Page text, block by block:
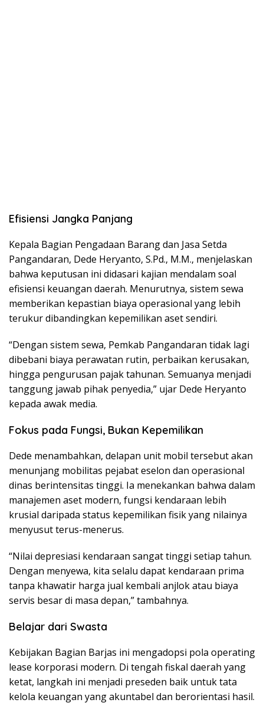
Efisiensi Jangka Panjang
Kepala Bagian Pengadaan Barang dan Jasa Setda
Pangandaran, Dede Heryanto, S.Pd., M.M., menjelaskan
bahwa keputusan ini didasari kajian mendalam soal
efisiensi keuangan daerah. Menurutnya, sistem sewa
memberikan kepastian biaya operasional yang lebih
terukur dibandingkan kepemilikan aset sendiri.
“Dengan sistem sewa, Pemkab Pangandaran tidak lagi
dibebani biaya perawatan rutin, perbaikan kerusakan,
hingga pengurusan pajak tahunan. Semuanya menjadi
tanggung jawab pihak penyedia,” ujar Dede Heryanto
kepada awak media.
Fokus pada Fungsi, Bukan Kepemilikan
Dede menambahkan, delapan unit mobil tersebut akan
menunjang mobilitas pejabat eselon dan operasional
dinas berintensitas tinggi. Ia menekankan bahwa dalam
manajemen aset modern, fungsi kendaraan lebih
krusial daripada status kepemilikan fisik yang nilainya
menyusut terus-menerus.
“Nilai depresiasi kendaraan sangat tinggi setiap tahun.
Dengan menyewa, kita selalu dapat kendaraan prima
tanpa khawatir harga jual kembali anjlok atau biaya
servis besar di masa depan,” tambahnya.
Belajar dari Swasta
Kebijakan Bagian Barjas ini mengadopsi pola operating
lease korporasi modern. Di tengah fiskal daerah yang
ketat, langkah ini menjadi preseden baik untuk tata
kelola keuangan yang akuntabel dan berorientasi hasil.